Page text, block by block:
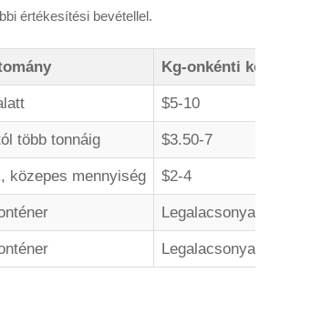
értékesítési bevétellel.
Kg-onkénti költség
$5-10
több tonnáig $3.50-7
közepes mennyiség $2-4
Legalacsonyabb egységár
Legalacsonyabb egységár